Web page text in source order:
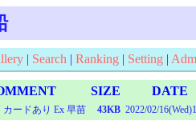
| Search | Ranking | Setting |
SIZE DATE
カードあり Ex 早苗 43KB 2022/02/